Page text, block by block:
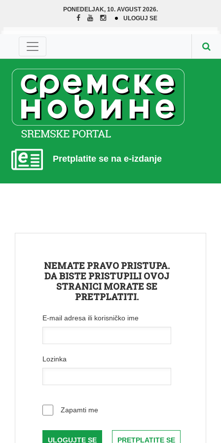
PONEDELJAK, 10. AVGUST 2026.
ULOGUJ SE
Pretplatite se na e-izdanje
NEMATE PRAVO PRISTUPA.
DA BISTE PRISTUPILI OVOJ
STRANICI MORATE SE
PRETPLATITI.
E-mail adresa ili korisničko ime
Lozinka
Zapamti me
PRETPLATITE SE